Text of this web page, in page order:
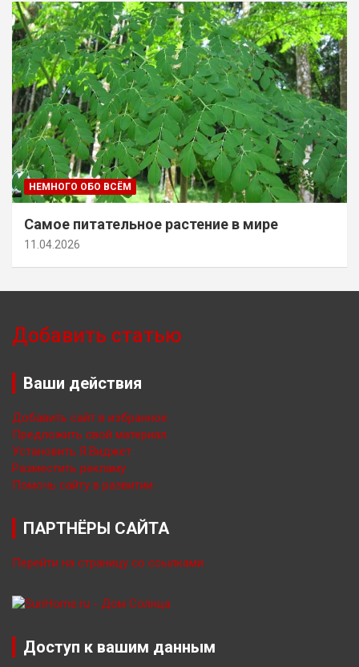
НЕМНОГО ОБО ВСЁМ
Самое питательное растение в мире
11.04.2026
Добавить статью
Ваши действия
Добавить сайт в избранное
Предложить свой материал
Установить Я.Виджет
Разместить рекламу
Помочь сайту в развитии
ПАРТНЁРЫ САЙТА
Перейти на страницу со ссылками
Доступ к вашим данным